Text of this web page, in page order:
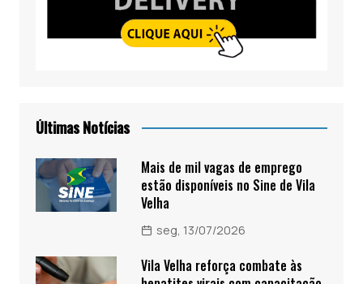
Últimas Notícias
Mais de mil vagas de emprego
estão disponíveis no Sine de Vila
Velha
seg, 13/07/2026
Vila Velha reforça combate às